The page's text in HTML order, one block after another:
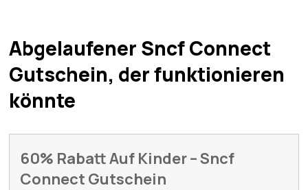
Abgelaufener Sncf Connect
Gutschein, der funktionieren
könnte
60% Rabatt Auf Kinder – Sncf
Connect Gutschein